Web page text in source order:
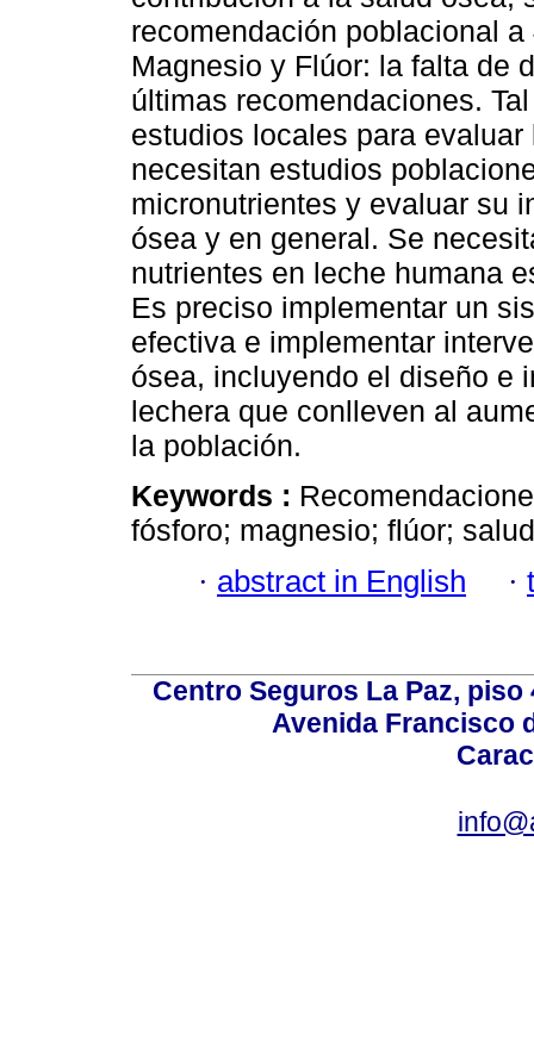
recomendación poblacional
Magnesio y Flúor: la falta de
últimas recomendaciones.
estudios locales para
necesitan estudios
micronutrientes y evaluar su
ósea y en general. Se
nutrientes en leche humana
Es preciso implementar un
efectiva e implementar
ósea, incluyendo el diseño e
lechera que conlleven al
la población.
Keywords :
fósforo; magnesio; flúor;
· abstract in English ·
Centro Seguros La Paz,
Avenida Francisco